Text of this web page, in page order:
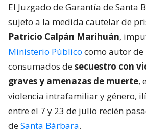
El Juzgado de Garantía de Santa
sujeto a la medida cautelar de
Patricio Calpán Marihuán,
Ministerio Público como autor de
consumados desecuestro con
graves y amenazas de muerte,
violencia intrafamiliar y género,
entre el 7 y 23 de julio recién
deSanta Bárbara.